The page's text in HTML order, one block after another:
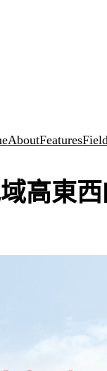
AboutFeatures
高東